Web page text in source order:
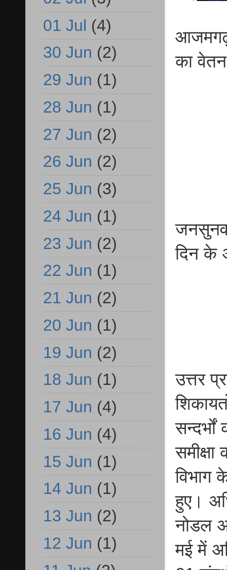
आजमगढ़
का वेतन
दिन के
उत्तर
सन्दर्भों
विभाग
हुए।
नोडल
मई में
01 Jul (4)
30 Jun (2)
29 Jun (1)
28 Jun (1)
27 Jun (2)
26 Jun (2)
25 Jun (3)
24 Jun (1)
23 Jun (2)
22 Jun (1)
21 Jun (2)
20 Jun (1)
19 Jun (2)
18 Jun (1)
17 Jun (4)
16 Jun (4)
15 Jun (1)
14 Jun (1)
13 Jun (2)
12 Jun (1)